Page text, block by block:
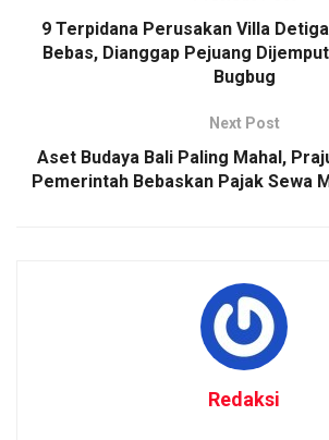
9 Terpidana Perusakan Villa
Bebas, Dianggap Pejuang
Bugbug
Next Post
Aset Budaya Bali Paling Mahal,
Pemerintah Bebaskan Pajak Sewa
Redaksi